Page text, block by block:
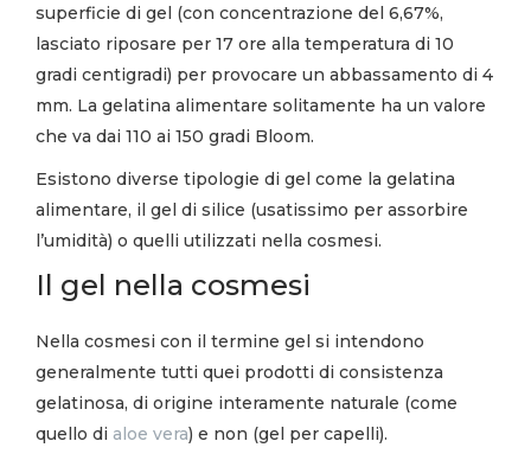
superficie di gel (con concentrazione del 6,67%,
lasciato riposare per 17 ore alla temperatura di 10
gradi centigradi) per provocare un abbassamento di 4
mm. La gelatina alimentare solitamente ha un valore
che va dai 110 ai 150 gradi Bloom.
Esistono diverse tipologie di gel come la gelatina
alimentare, il gel di silice (usatissimo per assorbire
l’umidità) o quelli utilizzati nella cosmesi.
Il gel nella cosmesi
Nella cosmesi con il termine gel si intendono
generalmente tutti quei prodotti di consistenza
gelatinosa, di origine interamente naturale (come
quello di aloe vera) e non (gel per capelli).